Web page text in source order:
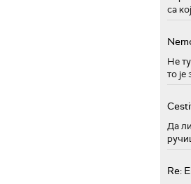
са
Не
то је
Да
Re: